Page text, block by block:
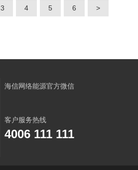
3 4 5 6 >
海信网络能源官方微信
客户服务热线
4006 111 111